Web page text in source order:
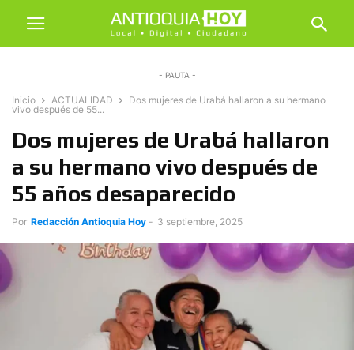
- PAUTA -
Inicio ACTUALIDAD
Dos mujeres de Urabá hallaron a su hermano
vivo después de 55...
Dos mujeres de Urabá hallaron
a su hermano vivo después de
55 años desaparecido
Por Redacción Antioquia Hoy - 3 septiembre, 2025